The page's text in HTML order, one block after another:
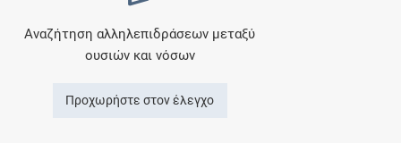
Αναζήτηση αλληλεπιδράσεων μεταξύ
ουσιών και νόσων
Προχωρήστε στον έλεγχο